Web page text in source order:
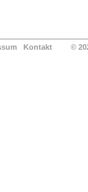
Kontakt © 2026